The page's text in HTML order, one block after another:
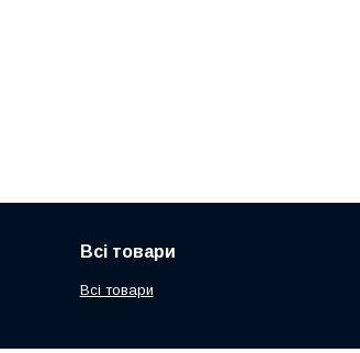
Всі товари
Всі товари